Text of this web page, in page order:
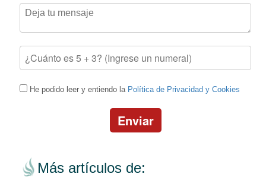
He podido leer y entiendo la Política de Privacidad y Cookies
Enviar
Más artículos de: